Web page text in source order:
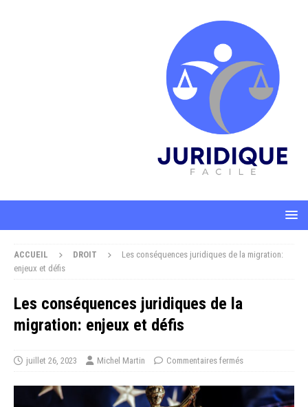
ACCUEIL DROIT
Les conséquences juridiques de la migration:
enjeux et défis
Les conséquences juridiques de la
migration: enjeux et défis
juillet 26, 2023 Michel Martin Commentaires fermés